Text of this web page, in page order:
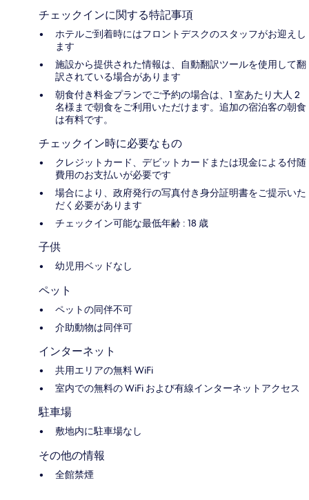
チェックインに関する特記事項
ホテルご到着時にはフロントデスクのスタッフがお迎えし
ます
施設から提供された情報は、自動翻訳ツールを使用して翻
訳されている場合があります
朝食付き料金プランでご予約の場合は、1 室あたり大人 2
名様まで朝食をご利用いただけます。追加の宿泊客の朝食
は有料です。
チェックイン時に必要なもの
クレジットカード、デビットカードまたは現金による付随
費用のお支払いが必要です
場合により、政府発行の写真付き身分証明書をご提示いた
だく必要があります
チェックイン可能な最低年齢 : 18 歳
子供
幼児用ベッドなし
ペット
ペットの同伴不可
介助動物は同伴可
インターネット
共用エリアの無料 WiFi
室内での無料の WiFi および有線インターネットアクセス
駐車場
敷地内に駐車場なし
その他の情報
全館禁煙